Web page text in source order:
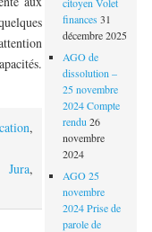
,
Jura,
finances 31
décembre 2025
AGO de
dissolution –
25 novembre
2024 Compte
rendu 26
novembre
2024
AGO 25
novembre
2024 Prise de
parole de